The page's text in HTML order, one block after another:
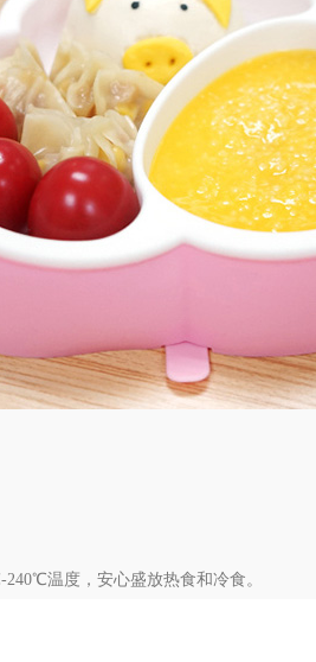
温度，安心盛放热食和冷食。